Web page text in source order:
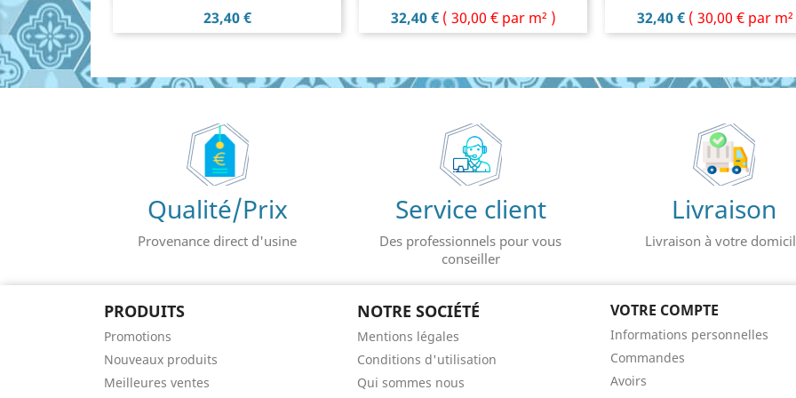
Prix
23,40 € Prix
32,40 € ( 30,00 € par m² ) Prix
32,40 € ( 30,00 € par
Qualité/Prix
Provenance direct d'usine
Service client
Des professionnels pour vous
conseiller
Livraison
Livraison à votre
PRODUITS
Promotions
Nouveaux produits
Meilleures ventes
NOTRE SOCIÉTÉ
Mentions légales
Conditions d'utilisation
Qui sommes nous
VOTRE COMPTE
Informations personnelles
Commandes
Avoirs